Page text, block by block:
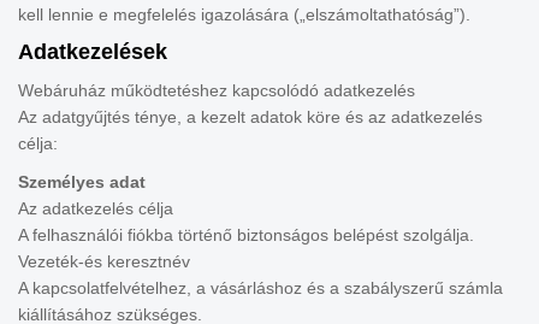
kell lennie e megfelelés igazolására („elszámoltathatóság”).
Adatkezelések
Webáruház működtetéshez kapcsolódó adatkezelés
Az adatgyűjtés ténye, a kezelt adatok köre és az adatkezelés
célja:
Személyes adat
Az adatkezelés célja
A felhasználói fiókba történő biztonságos belépést szolgálja.
Vezeték-és keresztnév
A kapcsolatfelvételhez, a vásárláshoz és a szabályszerű számla
kiállításához szükséges.